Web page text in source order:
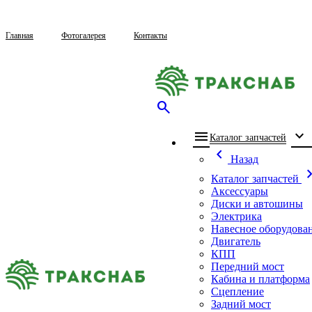
Главная Фотогалерея Контакты
search
menu Каталог запчастей expand_more
chevron_left
Назад
Каталог запчастей
chevron_right
Аксессуары
Диски и автошины
Электрика
Навесное
Двигатель
КПП
Передний мост
Кабина и платформа
Сцепление
Задний мост